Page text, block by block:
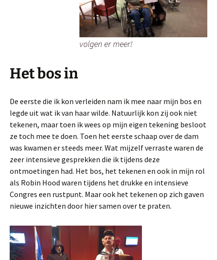
volgen er meer!
Het bos in
De eerste die ik kon verleiden nam ik mee naar mijn bos en
legde uit wat ik van haar wilde. Natuurlijk kon zij ook niet
tekenen, maar toen ik wees op mijn eigen tekening besloot
ze toch mee te doen. Toen het eerste schaap over de dam
was kwamen er steeds meer. Wat mijzelf verraste waren de
zeer intensieve gesprekken die ik tijdens deze
ontmoetingen had. Het bos, het tekenen en ook in mijn rol
als Robin Hood waren tijdens het drukke en intensieve
Congres een rustpunt. Maar ook het tekenen op zich gaven
nieuwe inzichten door hier samen over te praten.